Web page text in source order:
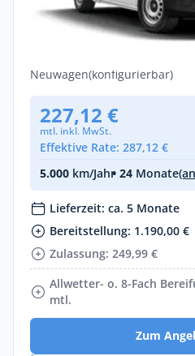
Fiat Doblo 🚐Kasten
Neuwagen(konfigurierbar)
227,12 €
mtl. inkl. MwSt.
Effektive Rate: 287,12 €
5.000 km/Jahr• 24 Monate
Lieferzeit: ca. 5 Monate
Bereitstellung: 1.190,00 €
Zulassung: 249,99 €
Allwetter- o. 8-Fach
mtl.
Zum